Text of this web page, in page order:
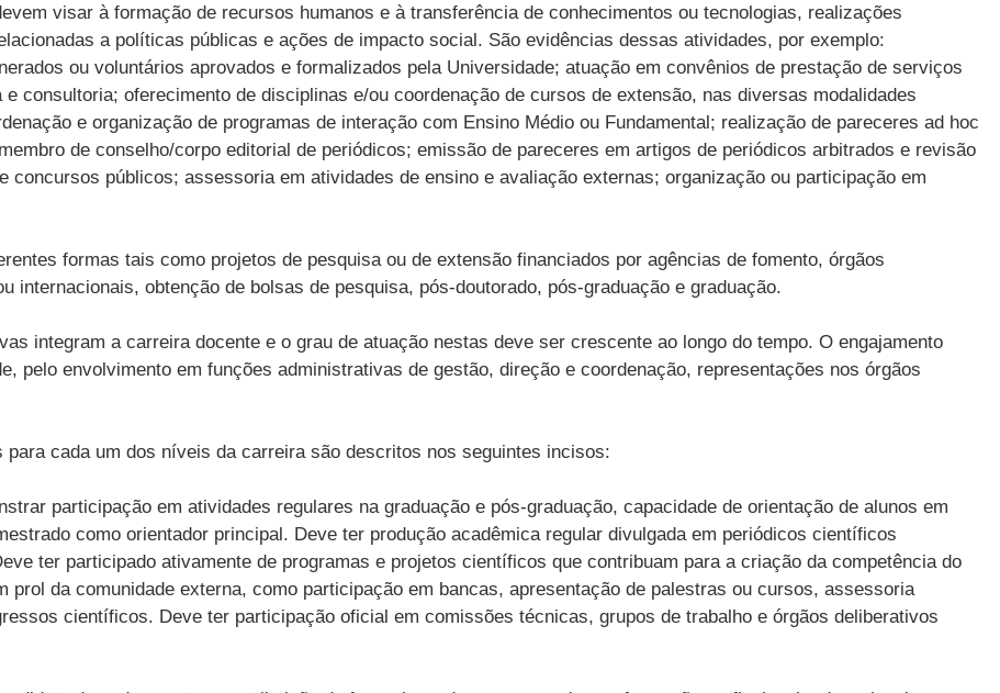
visar à formação de recursos humanos e à transferência de conhecimentos ou tecnologias, realizações
a políticas públicas e ações de impacto social. São evidências dessas atividades, por exemplo:
ou voluntários aprovados e formalizados pela Universidade; atuação em convênios de prestação de serviços
consultoria; oferecimento de disciplinas e/ou coordenação de cursos de extensão, nas diversas modalidades
e organização de programas de interação com Ensino Médio ou Fundamental; realização de pareceres ad hoc
de conselho/corpo editorial de periódicos; emissão de pareceres em artigos de periódicos arbitrados e revisão
públicos; assessoria em atividades de ensino e avaliação externas; organização ou participação em
formas tais como projetos de pesquisa ou de extensão financiados por agências de fomento, órgãos
internacionais, obtenção de bolsas de pesquisa, pós-doutorado, pós-graduação e graduação.
integram a carreira docente e o grau de atuação nestas deve ser crescente ao longo do tempo. O engajamento
pelo envolvimento em funções administrativas de gestão, direção e coordenação, representações nos órgãos
cada um dos níveis da carreira são descritos nos seguintes incisos:
participação em atividades regulares na graduação e pós-graduação, capacidade de orientação de alunos em
como orientador principal. Deve ter produção acadêmica regular divulgada em periódicos científicos
ter participado ativamente de programas e projetos científicos que contribuam para a criação da competência do
da comunidade externa, como participação em bancas, apresentação de palestras ou cursos, assessoria
científicos. Deve ter participação oficial em comissões técnicas, grupos de trabalho e órgãos deliberativos